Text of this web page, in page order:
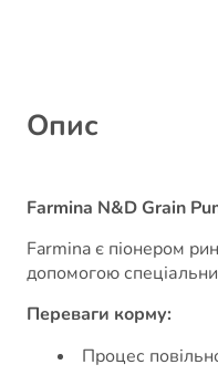
Опис
Farmina N&D Grain
Farmina є піонером
допомогою
Переваги корму:
Процес